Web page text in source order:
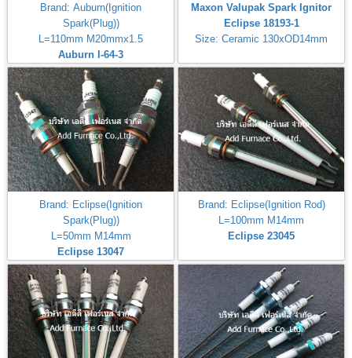
Brand: Auburn(Ignition
Spark(Plug))
L=110mm M20mmx1.5
Auburn I-64-3
Maxon Valupak Spark Ignitor
Eclipse 18193-1
Size: Ceramic 130xOD14mm
Brand: Eclipse(Ignition
Spark(Plug))
L=50mm M14mm
Eclipse 13047
Brand: Eclipse(Ignition Rod)
L=100mm M14mm
Eclipse 23045